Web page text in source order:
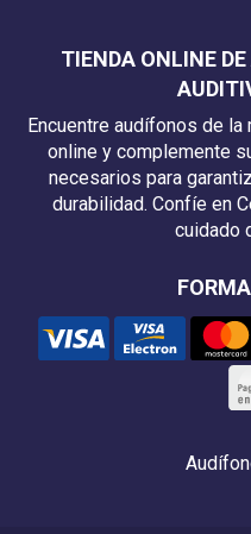
TIENDA ONLINE
Encuentre audífonos de
online y complemente
necesarios para
durabilidad. Confíe en
cuidado